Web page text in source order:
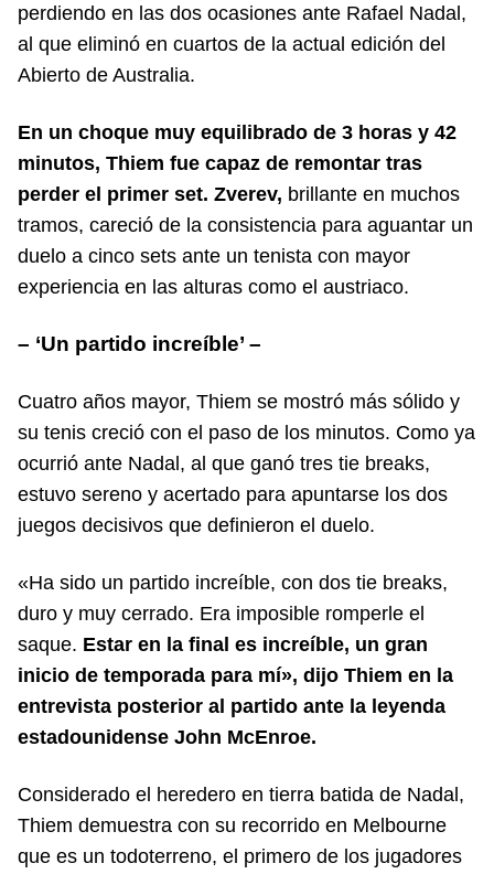
perdiendo en las dos ocasiones ante Rafael Nadal,
al que eliminó en cuartos de la actual edición del
Abierto de Australia.
En un choque muy equilibrado de 3 horas y 42
minutos, Thiem fue capaz de remontar tras
perder el primer set. Zverev, brillante en muchos
tramos, careció de la consistencia para aguantar un
duelo a cinco sets ante un tenista con mayor
experiencia en las alturas como el austriaco.
– ‘Un partido increíble’ –
Cuatro años mayor, Thiem se mostró más sólido y
su tenis creció con el paso de los minutos. Como ya
ocurrió ante Nadal, al que ganó tres tie breaks,
estuvo sereno y acertado para apuntarse los dos
juegos decisivos que definieron el duelo.
«Ha sido un partido increíble, con dos tie breaks,
duro y muy cerrado. Era imposible romperle el
saque. Estar en la final es increíble, un gran
inicio de temporada para mí», dijo Thiem en la
entrevista posterior al partido ante la leyenda
estadounidense John McEnroe.
Considerado el heredero en tierra batida de Nadal,
Thiem demuestra con su recorrido en Melbourne
que es un todoterreno, el primero de los jugadores